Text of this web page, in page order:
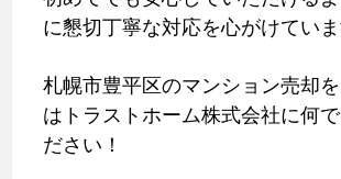
に懇切丁寧な対応を心がけていま
札幌市豊平区のマンション売却
はトラストホーム株式会社に何
ださい！